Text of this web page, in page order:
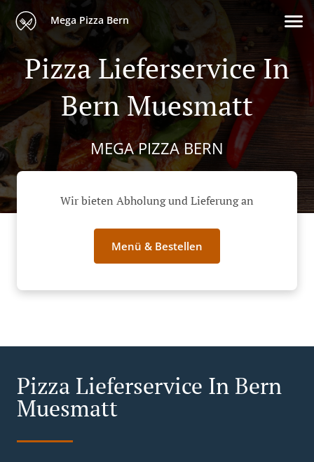
Mega Pizza Bern
Pizza Lieferservice In
Bern Muesmatt
MEGA PIZZA BERN
Wir bieten Abholung und Lieferung an
Menü & Bestellen
Pizza Lieferservice In Bern
Muesmatt